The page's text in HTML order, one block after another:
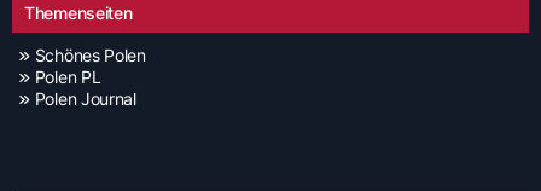
Themenseiten
Schönes Polen
Polen PL
Polen Journal